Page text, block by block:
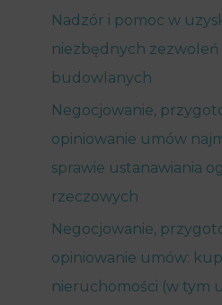
Nadzór i pomoc w
niezbędnych
budowlanych
Negocjowanie,
opiniowanie umów
sprawie ustanawiania
rzeczowych
Negocjowanie,
opiniowanie umów:
nieruchomości (w tym